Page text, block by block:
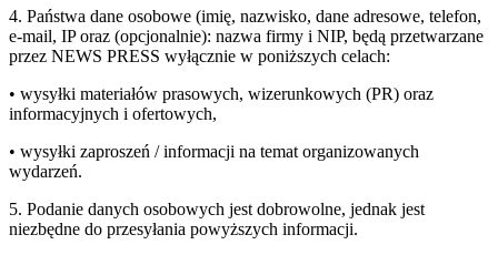
4. Państwa dane osobowe (imię, nazwisko, dane adresowe, telefon,
e-mail, IP oraz (opcjonalnie): nazwa firmy i NIP, będą przetwarzane
przez NEWS PRESS wyłącznie w poniższych celach:
• wysyłki materiałów prasowych, wizerunkowych (PR) oraz
informacyjnych i ofertowych,
• wysyłki zaproszeń / informacji na temat organizowanych
wydarzeń.
5. Podanie danych osobowych jest dobrowolne, jednak jest
niezbędne do przesyłania powyższych informacji.